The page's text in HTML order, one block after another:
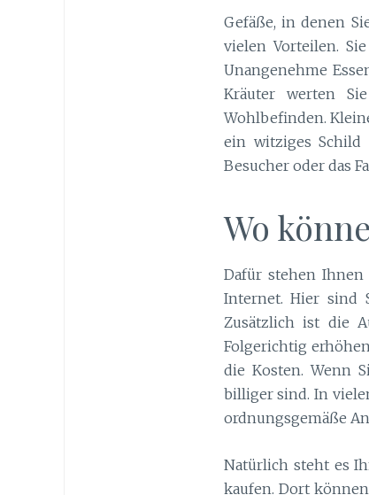
Gefäße, in denen
vielen Vorteilen.
Unangenehme
Kräuter werten
Wohlbefinden.
ein witziges Schild
Besucher oder das
Wo
Dafür stehen
Internet. Hier sind
Zusätzlich ist die
Folgerichtig
die Kosten. Wenn
billiger sind. In
ordnungsgemäße
Natürlich steht es
kaufen. Dort